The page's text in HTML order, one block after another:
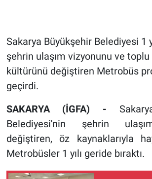
Sakarya Büyükşehir Belediyesi 1
şehrin ulaşım vizyonunu ve toplu
kültürünü değiştiren Metrobüs
geçirdi.
SAKARYA (İGFA) -
Belediyesi'nin şehrin
değiştiren, öz kaynaklarıyla
Metrobüsler 1 yılı geride bıraktı.